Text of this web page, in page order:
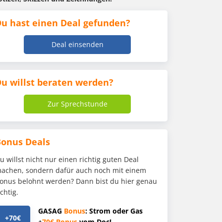
hast einen Deal gefunden?
Deal einsenden
willst beraten werden?
Zur Sprechstunde
Deals
willst nicht nur einen richtig guten Deal
sondern dafür auch noch mit einem
belohnt werden? Dann bist du hier genau
+70€
GASAG Bonus: Strom oder Gas